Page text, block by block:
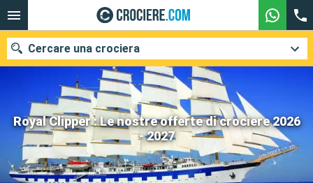
Royal Clipper : Le nostre offerte di crociere 2026
- 2027
31 crociere trovate
Cercare una crociera
Le nostre destinazioni
Mesi di partenza